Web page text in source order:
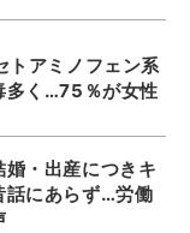
トアミノフェン系
多く…75％が女性
婚・出産につきキ
話にあらず…労働